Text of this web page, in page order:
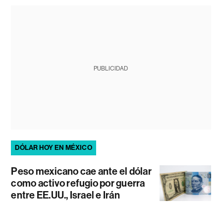
PUBLICIDAD
DÓLAR HOY EN MÉXICO
Peso mexicano cae ante el dólar
como activo refugio por guerra
entre EE.UU., Israel e Irán